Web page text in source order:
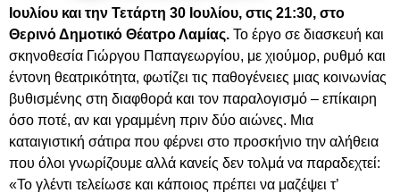
Ιουλίου και την Τετάρτη 30 Ιουλίου, στις 21:30, στο
Θερινό Δημοτικό Θέατρο Λαμίας. Το έργο σε διασκευή και
σκηνοθεσία Γιώργου Παπαγεωργίου, με χιούμορ, ρυθμό και
έντονη θεατρικότητα, φωτίζει τις παθογένειες μιας κοινωνίας
βυθισμένης στη διαφθορά και τον παραλογισμό – επίκαιρη
όσο ποτέ, αν και γραμμένη πριν δύο αιώνες. Μια
καταιγιστική σάτιρα που φέρνει στο προσκήνιο την αλήθεια
που όλοι γνωρίζουμε αλλά κανείς δεν τολμά να παραδεχτεί:
«Το γλέντι τελείωσε και κάποιος πρέπει να μαζέψει τ’